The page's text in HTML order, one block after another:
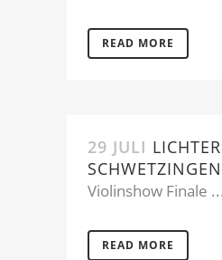
READ MORE
29 JULI
SCHWETZINGEN
Violinshow Finale ...
READ MORE